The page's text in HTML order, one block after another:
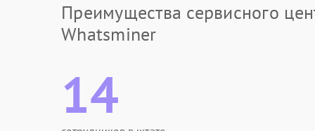
Преимущества сервисного
Whatsminer
14